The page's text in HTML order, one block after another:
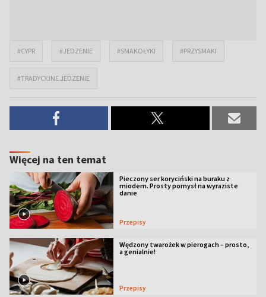
#CYPR #JEDZENIE #SMAKOŁYKI #PRZYSMAKI
#TRADYCYJNE JEDZENIE
Więcej na ten temat
Pieczony ser koryciński na buraku z
miodem. Prosty pomysł na wyraziste
danie
Przepisy
Wędzony twarożek w pierogach – prosto,
a genialnie!
Przepisy